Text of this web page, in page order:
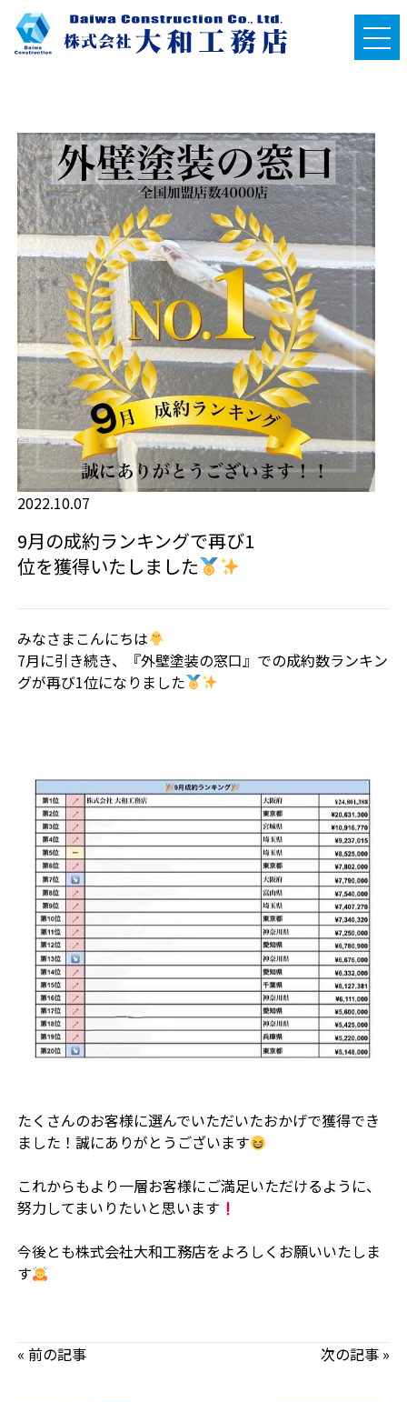
2022.10.07
9月の成約ランキングで再び1
位を獲得いたしました
みなさまこんにちは
7月に引き続き、『外壁塗装の窓口』での成約数ランキン
グが再び1位になりました
たくさんのお客様に選んでいただいたおかげで獲得でき
ました！誠にありがとうございます
これからもより一層お客様にご満足いただけるように、
努力してまいりたいと思います
今後とも株式会社大和工務店をよろしくお願いいたしま
す
« 前の記事 次の記事 »